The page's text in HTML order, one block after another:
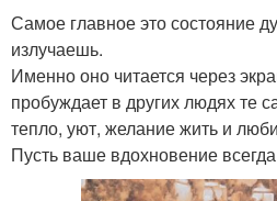
Самое главное это состояние
излучаешь.
Именно оно читается через
пробуждает в других людях те
тепло, уют, желание жить и
Пусть ваше вдохновение